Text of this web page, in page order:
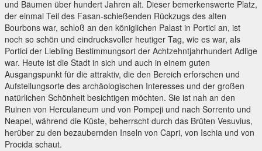
und Bäumen über hundert Jahren alt. Dieser bemerkenswerte Platz,
der einmal Teil des Fasan-schießenden Rückzugs des alten
Bourbons war, schloß an den königlichen Palast in Portici an, ist
noch so schön und eindrucksvoller heutiger Tag, wie es war, als
Portici der Liebling Bestimmungsort der Achtzehntjahrhundert Adlige
war. Heute ist die Stadt in sich und auch in einem guten
Ausgangspunkt für die attraktiv, die den Bereich erforschen und
Aufstellungsorte des archäologischen Interesses und der großen
natürlichen Schönheit besichtigen möchten. Sie ist nah an den
Ruinen von Herculaneum und von Pompeji und nach Sorrento und
Neapel, während die Küste, beherrscht durch das Brüten Vesuvius,
herüber zu den bezaubernden Inseln von Capri, von Ischia und von
Procida schaut.